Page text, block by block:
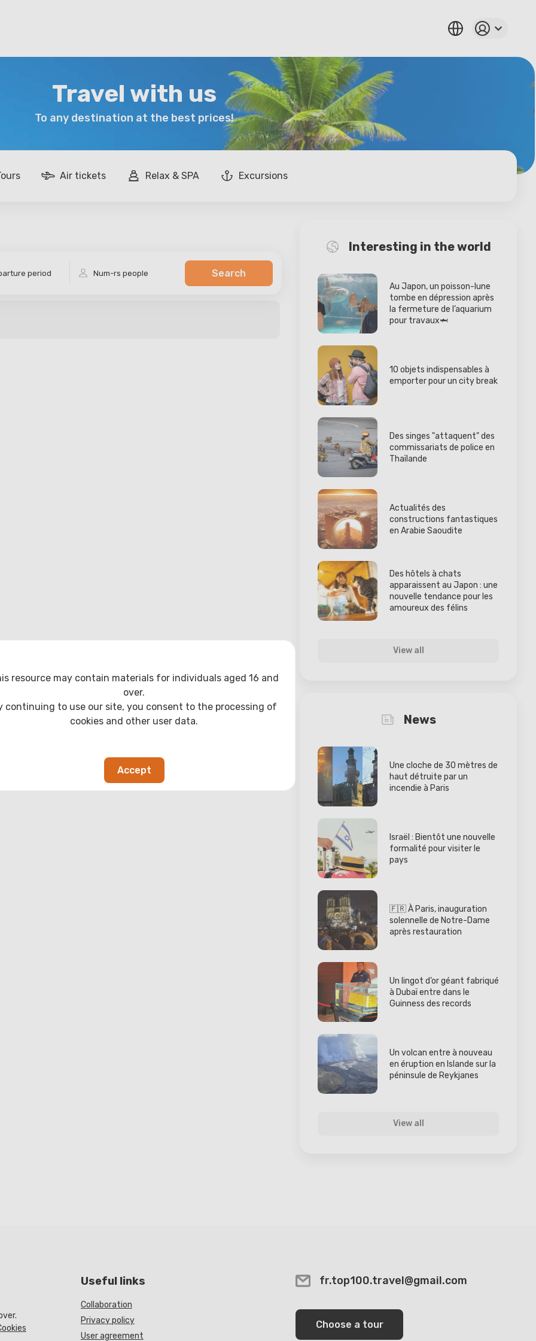
Travel with us
To any destination at the best prices!
Air tickets Relax & SPA Excursions
period Num-rspeople Search
Interesting in the world
Au Japon, un poisson-lune
tombe en dépression après
la fermeture de l’aquarium
pour travaux🦈
10 objets indispensables à
emporter pour un city break
Des singes "attaquent" des
commissariats de police en
Thaïlande
Actualités des
constructions fantastiques
en Arabie Saoudite
Des hôtels à chats
apparaissent au Japon : une
nouvelle tendance pour les
amoureux des félins
View all
News
Une cloche de 30 mètres de
haut détruite par un
incendie à Paris
Israël : Bientôt une nouvelle
formalité pour visiter le
pays
🇫🇷 À Paris, inauguration
solennelle de Notre-Dame
après restauration
Un lingot d’or géant fabriqué
à Dubaï entre dans le
Guinness des records
Un volcan entre à nouveau
en éruption en Islande sur la
péninsule de Reykjanes
View all
Useful links
Collaboration
Privacy policy
User agreement
fr.top100.travel@gmail.com
Choose a tour
resource may contain materials for individuals aged 16 and
over.
continuing to use our site, you consent to the processing of
cookies and other user data.
Accept